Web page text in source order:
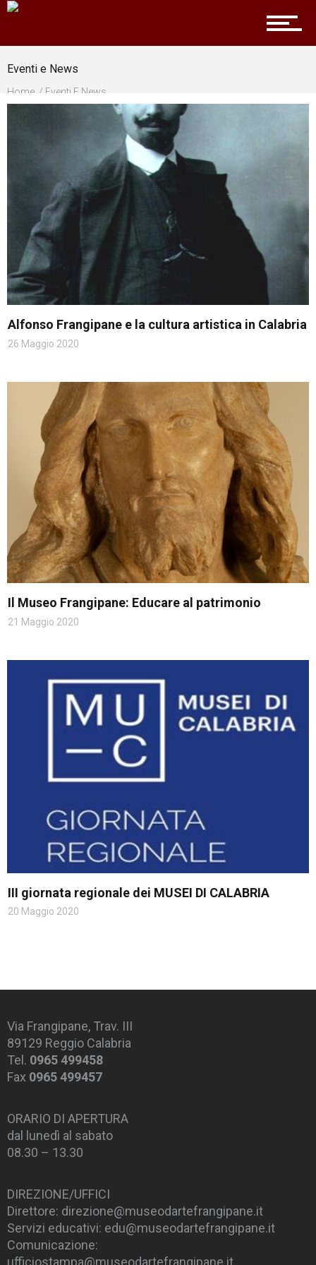
Patrimonio Artistico
Attività
Eventi e News
Home Eventi E News
Alfonso Frangipane e la cultura artistica in Calabria
26 Maggio 2020
Il Museo Frangipane: Educare al patrimonio
21 Maggio 2020
III giornata regionale dei MUSEI DI CALABRIA
20 Maggio 2020
Via Frangipane, Trav. III
89129 Reggio Calabria
Tel. 0965 499458
Fax 0965 499457
ORARIO DI APERTURA
dal lunedì al sabato
08.30 – 13.30
DIREZIONE/UFFICI
Direttore: direzione@museodartefrangipane.it
Servizi educativi: edu@museodartefrangipane.it
Comunicazione:
ufficiostampa@museodartefrangipane.it